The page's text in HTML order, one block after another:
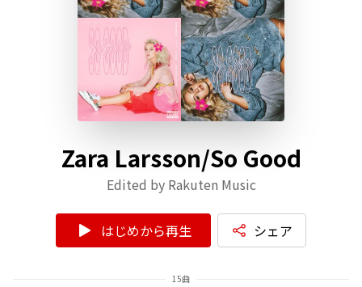
Zara Larsson/So Good
Edited by Rakuten Music
はじめから再生 シェア
15曲